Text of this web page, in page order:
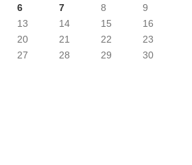
6 7 8
9
13 14 15
16
20 21 22
23
27 28 29
30